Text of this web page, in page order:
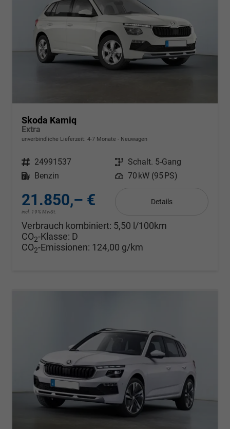
Skoda Kamiq
Extra
unverbindliche Lieferzeit: 4-7 Monate Neuwagen
Fahrzeugnr. 24991537 Getriebe Schalt. 5-Gang
Kraftstoff
Benzin Leistung 70 kW (95 PS)
21.850,– €
incl. 19% MwSt.
Details
Verbrauch kombiniert: 5,50 l/100km
CO2-Klasse: D
CO2-Emissionen: 124,00 g/km